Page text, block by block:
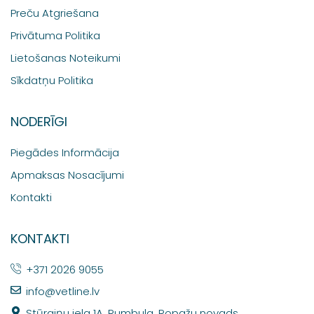
Preču Atgriešana
Privātuma Politika
Lietošanas Noteikumi
Sīkdatņu Politika
NODERĪGI
Piegādes Informācija
Apmaksas Nosacījumi
Kontakti
KONTAKTI
+371 2026 9055
info@vetline.lv